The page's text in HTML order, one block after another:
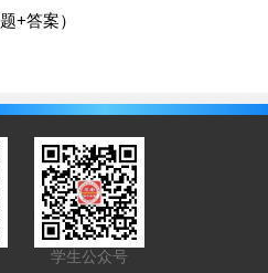
+答案）
学生公众号